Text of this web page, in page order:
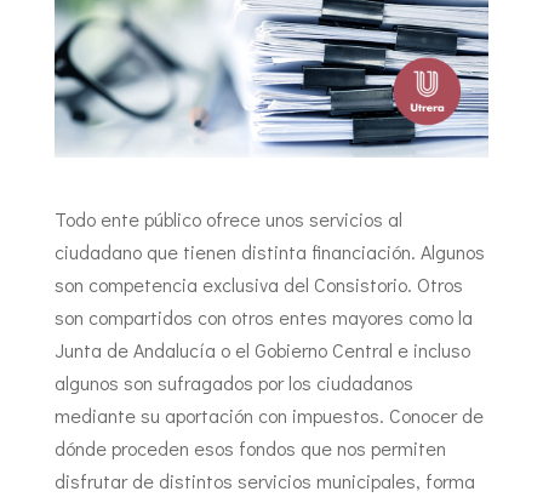
Todo ente público ofrece unos servicios al
ciudadano que tienen distinta financiación. Algunos
son competencia exclusiva del Consistorio. Otros
son compartidos con otros entes mayores como la
Junta de Andalucía o el Gobierno Central e incluso
algunos son sufragados por los ciudadanos
mediante su aportación con impuestos. Conocer de
dónde proceden esos fondos que nos permiten
disfrutar de distintos servicios municipales, forma